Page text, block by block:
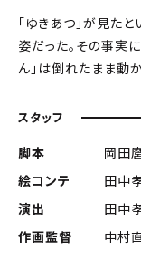
「ゆきあつ」が見た
姿だった。その事実
ん」は倒れたまま動
スタッフ
脚本
岡田
絵コンテ
田中
演出
田中
作画監督
中村